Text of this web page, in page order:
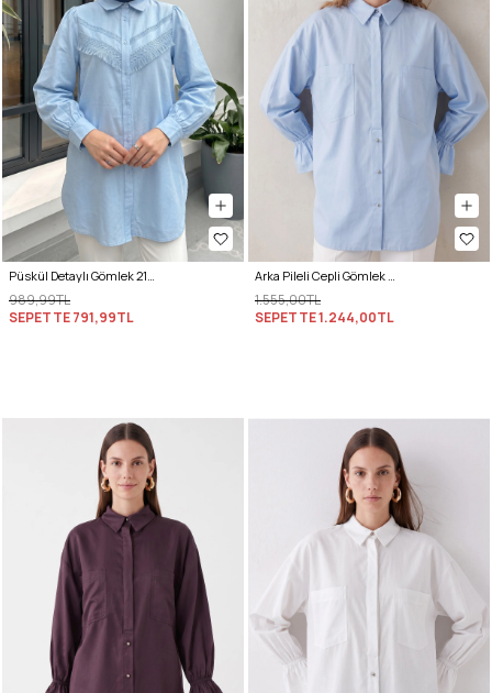
Püskül Detaylı Gömlek 2109 - BEBE MAVİSİ
989,99TL
SEPETTE791,99TL
Arka Pileli Cepli Gömlek Y0147 - BEBE MAVİSİ
1.555,00TL
SEPETTE1.244,00TL